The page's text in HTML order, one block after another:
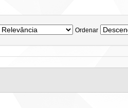
Ordenar